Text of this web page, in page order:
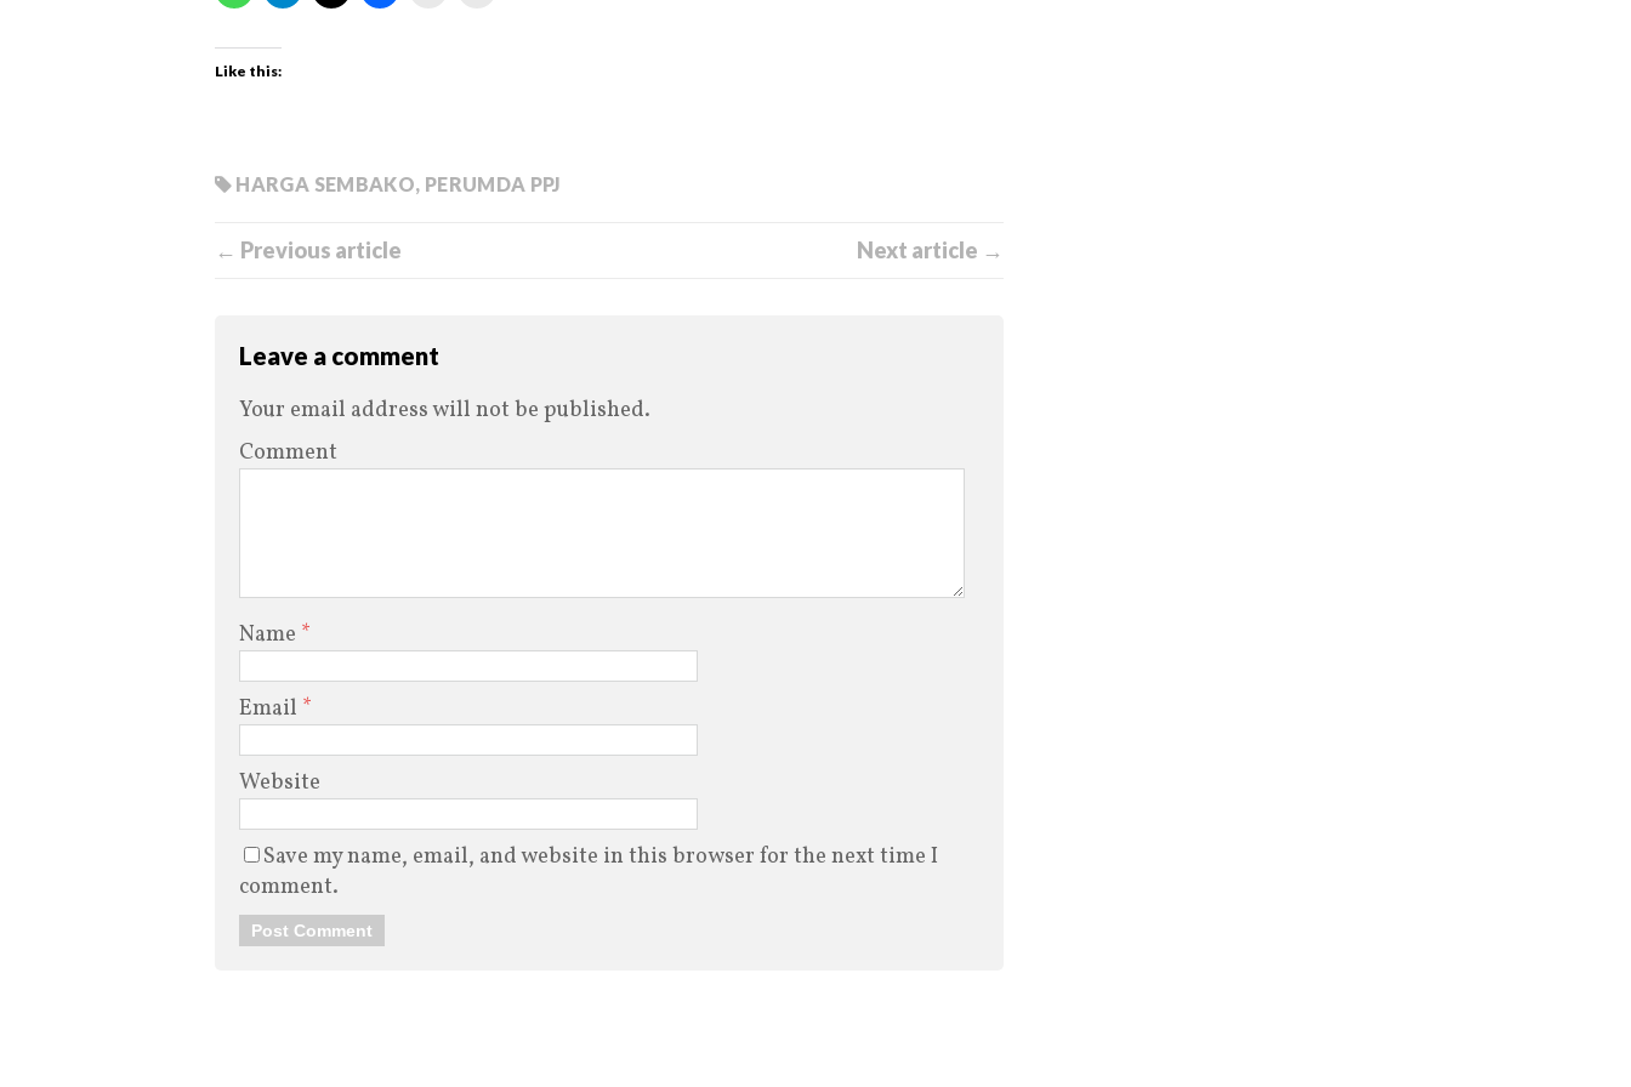
Like this:
HARGA SEMBAKO, PERUMDA PPJ
← Previous article Next article →
Leave a comment
Your email address will not be published.
Comment
Name *
Email *
Website
Save my name, email, and website in this browser for the next time I
comment.